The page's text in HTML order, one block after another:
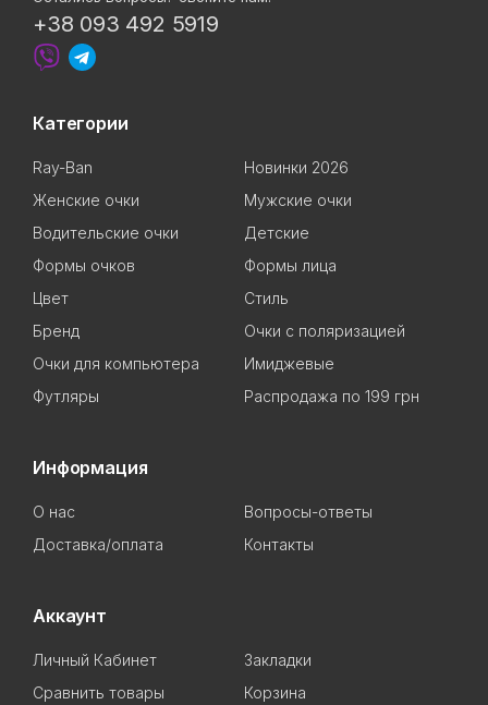
+38 093 492 5919
Категории
Ray-Ban
Новинки 2026
Женские очки
Мужские очки
Водительские очки
Детские
Формы очков
Формы лица
Цвет
Стиль
Бренд
Очки с поляризацией
Очки для компьютера
Имиджевые
Футляры
Распродажа по 199 грн
Информация
О нас
Вопросы-ответы
Доставка/оплата
Контакты
Аккаунт
Личный Кабинет
Закладки
Сравнить товары
Корзина